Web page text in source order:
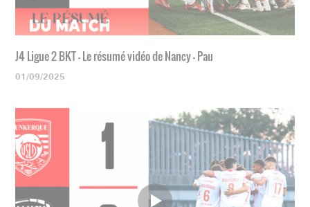
J4 Ligue 2 BKT - Le résumé vidéo de Nancy - Pau
01/09/2025